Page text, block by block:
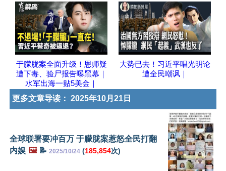
于朦胧案全面升级！恩师疑
遭下毒、验尸报告曝黑幕｜
水军出海一贴5美金｜
大势已去！习近平唱光明论
遭全民嘲讽｜
更多文章导读： 2025年10月21日
全球联署要冲百万 于朦胧案惹怒全民打翻
内娱 🖼️📝 2025/10/24 (185,854次)